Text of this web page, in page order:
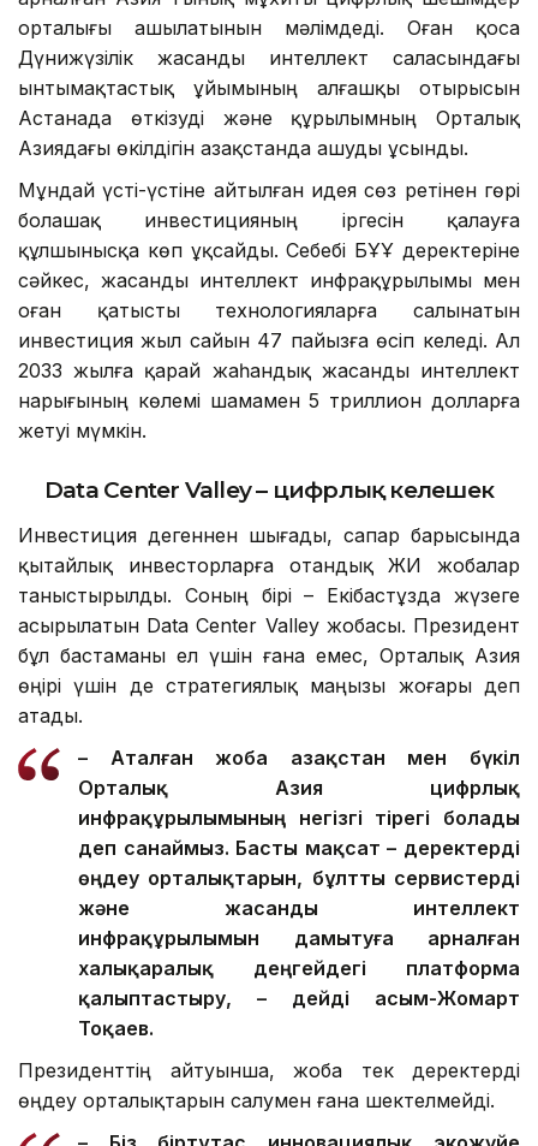
арналған Азия-Тынық мұхиты цифрлық шешімдер
орталығы ашылатынын мәлімдеді. Оған қоса
Дүнижүзілік жасанды интеллект саласындағы
ынтымақтастық ұйымының алғашқы отырысын
Астанада өткізуді және құрылымның Орталық
Азиядағы өкілдігін Қазақстанда ашуды ұсынды.
Мұндай үсті-үстіне айтылған идея сөз ретінен гөрі
болашақ инвестицияның іргесін қалауға
құлшынысқа көп ұқсайды. Себебі БҰҰ деректеріне
сәйкес, жасанды интеллект инфрақұрылымы мен
оған қатысты технологияларға салынатын
инвестиция жыл сайын 47 пайызға өсіп келеді. Ал
2033 жылға қарай жаһандық жасанды интеллект
нарығының көлемі шамамен 5 триллион долларға
Data Center Valley – цифрлық келешек
Инвестиция дегеннен шығады, сапар барысында
қытайлық инвесторларға отандық ЖИ жобалар
таныстырылды. Соның бірі – Екібастұзда жүзеге
асырылатын Data Center Valley жобасы. Президент
бұл бастаманы ел үшін ғана емес, Орталық Азия
өңірі үшін де стратегиялық маңызы жоғары деп
атады.
– Аталған жоба Қазақстан мен бүкіл
Орталық Азия цифрлық
инфрақұрылымының негізгі тірегі болады
деп санаймыз. Басты мақсат – деректерді
өңдеу орталықтарын, бұлтты сервистерді
және жасанды интеллект
инфрақұрылымын дамытуға арналған
халықаралық деңгейдегі платформа
қалыптастыру, – дейді Қасым-Жомарт
Тоқаев.
Президенттің айтуынша, жоба тек деректерді
өңдеу орталықтарын салумен ғана шектелмейді.